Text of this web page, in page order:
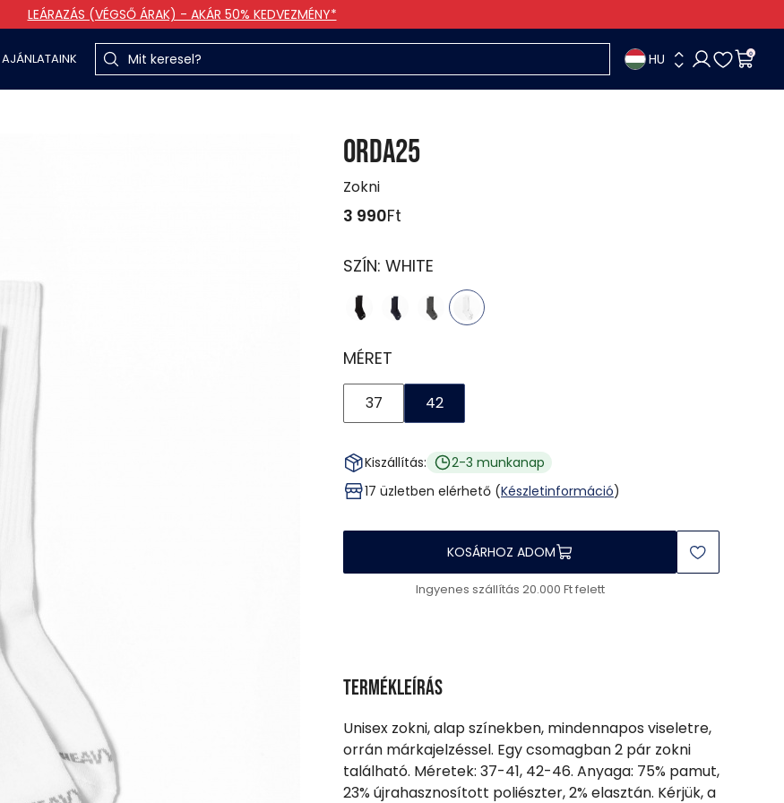
LEÁRAZÁS (VÉGSŐ ÁRAK) - AKÁR 50% KEDVEZMÉNY*
AJÁNLATAINK HU 0
ORDA25
Zokni
3 990Ft
SZÍN: WHITE
MÉRET
37 42
Kiszállítás:
2-3 munkanap
17 üzletben elérhető (Készletinformáció)
KOSÁRHOZ ADOM
Ingyenes szállítás 20.000 Ft felett
Termékleírás
Unisex zokni, alap színekben, mindennapos viseletre,
orrán márkajelzéssel. Egy csomagban 2 pár zokni
található. Méretek: 37-41, 42-46. Anyaga: 75% pamut,
23% újrahasznosított poliészter, 2% elasztán. Kérjük, a